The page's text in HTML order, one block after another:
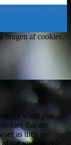
hugger hos os
brugen af cookies.
while you
that are
as they are